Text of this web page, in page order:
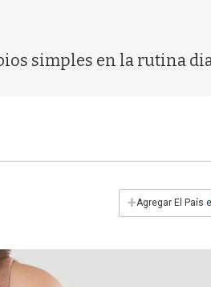
simples en la rutina
+Agregar El País